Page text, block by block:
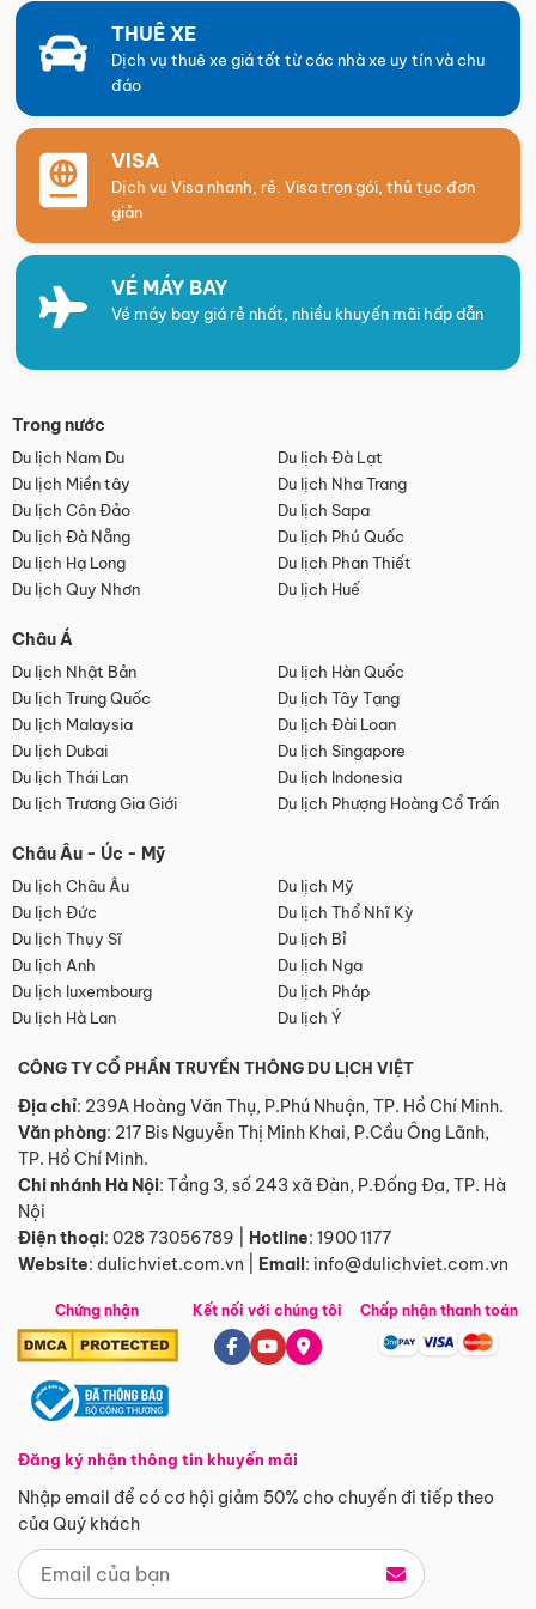
THUÊ XE
Dịch vụ thuê xe giá tốt từ các nhà xe uy tín và chu
đáo
VISA
Dịch vụ Visa nhanh, rẻ. Visa trọn gói, thủ tục đơn
giản
VÉ MÁY BAY
Vé máy bay giá rẻ nhất, nhiều khuyến mãi hấp dẫn
Trong nước
Du lịch Nam Du
Du lịch Đà Lạt
Du lịch Miền tây
Du lịch Nha Trang
Du lịch Côn Đảo
Du lịch Sapa
Du lịch Đà Nẵng
Du lịch Phú Quốc
Du lịch Hạ Long
Du lịch Phan Thiết
Du lịch Quy Nhơn
Du lịch Huế
Châu Á
Du lịch Nhật Bản
Du lịch Hàn Quốc
Du lịch Trung Quốc
Du lịch Tây Tạng
Du lịch Malaysia
Du lịch Đài Loan
Du lịch Dubai
Du lịch Singapore
Du lịch Thái Lan
Du lịch Indonesia
Du lịch Trương Gia Giới
Du lịch Phượng Hoàng Cổ Trấn
Châu Âu - Úc - Mỹ
Du lịch Châu Âu
Du lịch Mỹ
Du lịch Đức
Du lịch Thổ Nhĩ Kỳ
Du lịch Thụy Sĩ
Du lịch Bỉ
Du lịch Anh
Du lịch Nga
Du lịch luxembourg
Du lịch Pháp
Du lịch Hà Lan
Du lịch Ý
CÔNG TY CỔ PHẦN TRUYỀN THÔNG DU LỊCH VIỆT
Địa chỉ: 239A Hoàng Văn Thụ, P.Phú Nhuận, TP. Hồ Chí Minh.
Văn phòng: 217 Bis Nguyễn Thị Minh Khai, P.Cầu Ông Lãnh,
TP. Hồ Chí Minh.
Chi nhánh Hà Nội: Tầng 3, số 243 xã Đàn, P.Đống Đa, TP. Hà
Nội
Điện thoại: 028 73056789 Hotline: 1900 1177
Website: dulichviet.com.vn Email: info@dulichviet.com.vn
Chứng nhận
Đăng ký nhận thông tin khuyến mãi
Nhập email để có cơ hội giảm 50% cho chuyến đi tiếp theo
của Quý khách
Kết nối với chúng tôi Chấp nhận thanh toán